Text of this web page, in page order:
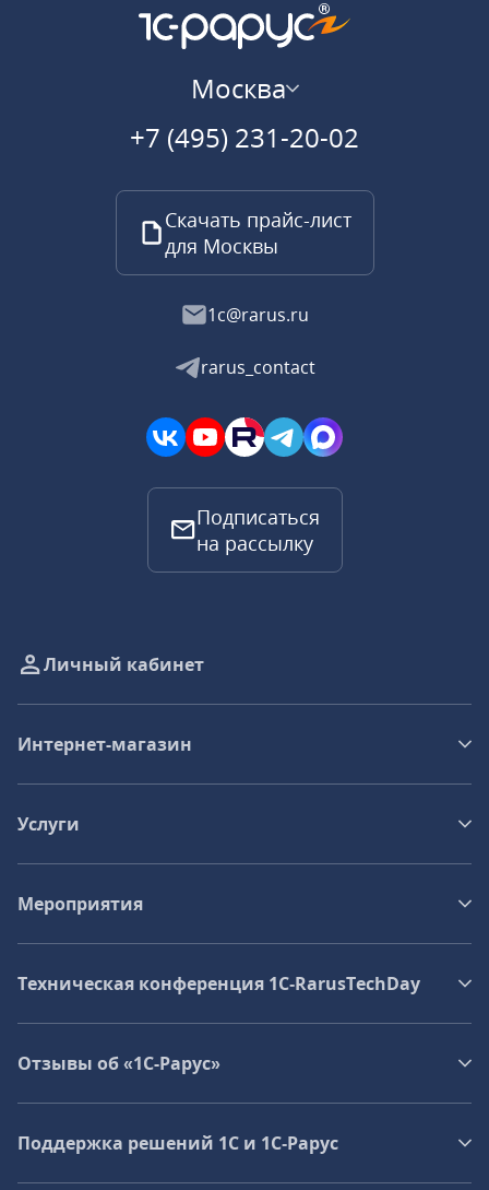
Москва
+7 (495) 231-20-02
Скачать прайс-лист
для Москвы
1c@rarus.ru
rarus_contact
Подписаться
на рассылку
Личный кабинет
Интернет-магазин
Услуги
Мероприятия
Техническая конференция 1C‑RarusTechDay
Отзывы об «1С-Рарус»
Поддержка решений 1С и 1С‑Рарус